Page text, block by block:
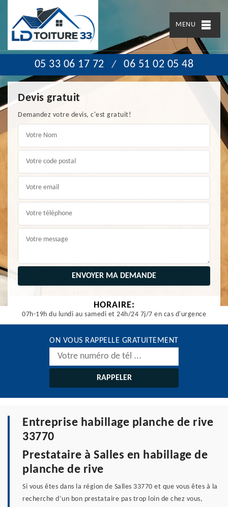
MENU
05 33 06 17 72 / 06 51 02 05 48
Devis gratuit
Demandez votre devis, c'est gratuit!
HORAIRE:
07h-19h du lundi au samedi et 24h/24 7j/7 en cas d'urgence
ON VOUS RAPPELLE GRATUITEMENT
Entreprise habillage planche de rive
33770
Prestataire à Salles en habillage de
planche de rive
Si vous êtes dans la région de Salles 33770 et que vous êtes à la
recherche d’un bon prestataire pas trop loin de chez vous,